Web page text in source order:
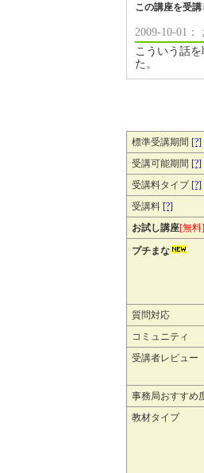
この講座を受
2009-10-01
こういう話
た。
標準受講期間 [?]
受講可能期間 [?]
受講料タイプ[?]
受講料 [?]
お試し講座[無料]
プチまな
質問対応
コミュニティ
受講者レビュー
事務局おすすめ
教材タイプ